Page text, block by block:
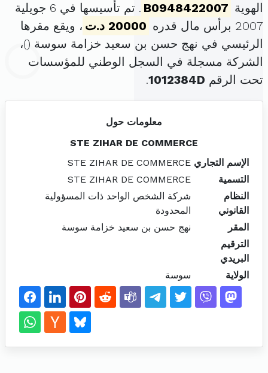
الهوية B0948422007
. تم تأسيسها في 6 جويلية
2007 برأس مال قدره
20000 د.ت
، ويقع مقرها
الرئيسي في نهج حسن بن سعيد خزامة سوسة ()،
الشركة مسجلة في السجل الوطني للمؤسسات
تحت الرقم 1012384D
.
معلومات حول
STE ZIHAR DE COMMERCE
الإسم التجاري STE ZIHAR DE COMMERCE
التسمية
STE ZIHAR DE COMMERCE
النظام
القانوني
شركة الشخص الواحد ذات المسؤولية
المحدودة
المقر
نهج حسن بن سعيد خزامة سوسة
الترقيم
البريدي
الولاية
سوسة